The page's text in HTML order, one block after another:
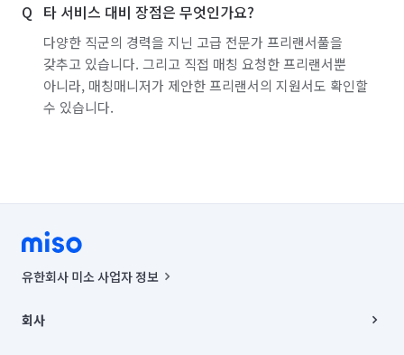
타 서비스 대비 장점은 무엇인가요?
다양한 직군의 경력을 지닌 고급 전문가 프리랜서풀을
갖추고 있습니다. 그리고 직접 매칭 요청한 프리랜서뿐
아니라, 매칭매니저가 제안한 프리랜서의 지원서도 확인할
수 있습니다.
유한회사 미소 사업자 정보
00019 |
회사